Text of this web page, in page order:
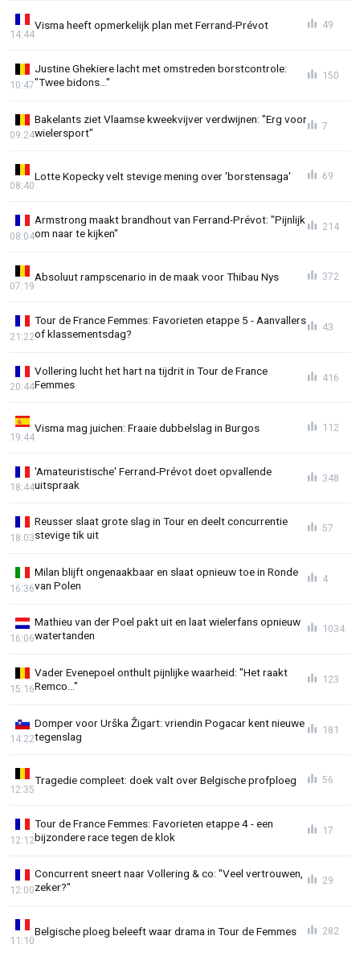
Visma heeft opmerkelijk plan met Ferrand-Prévot
14:44
49
Justine Ghekiere lacht met omstreden borstcontrole:
"Twee bidons..."
10:47
150
Bakelants ziet Vlaamse kweekvijver verdwijnen: "Erg voor
wielersport"
09:24
7
Lotte Kopecky velt stevige mening over 'borstensaga'
08:40
69
Armstrong maakt brandhout van Ferrand-Prévot: "Pijnlijk
om naar te kijken"
08:04
214
Absoluut rampscenario in de maak voor Thibau Nys
07:19
372
Tour de France Femmes: Favorieten etappe 5 - Aanvallers
of klassementsdag?
21:22
43
Vollering lucht het hart na tijdrit in Tour de France
Femmes
20:44
416
Visma mag juichen: Fraaie dubbelslag in Burgos
19:44
112
'Amateuristische' Ferrand-Prévot doet opvallende
uitspraak
18:44
348
Reusser slaat grote slag in Tour en deelt concurrentie
stevige tik uit
18:03
57
Milan blijft ongenaakbaar en slaat opnieuw toe in Ronde
van Polen
16:36
4
Mathieu van der Poel pakt uit en laat wielerfans opnieuw
watertanden
16:06
1034
Vader Evenepoel onthult pijnlijke waarheid: "Het raakt
Remco..."
15:16
123
Domper voor Urška Žigart: vriendin Pogacar kent nieuwe
tegenslag
14:22
181
Tragedie compleet: doek valt over Belgische profploeg
12:35
56
Tour de France Femmes: Favorieten etappe 4 - een
bijzondere race tegen de klok
12:12
17
Concurrent sneert naar Vollering & co: "Veel vertrouwen,
zeker?"
12:00
29
Belgische ploeg beleeft waar drama in Tour de Femmes
11:10
282